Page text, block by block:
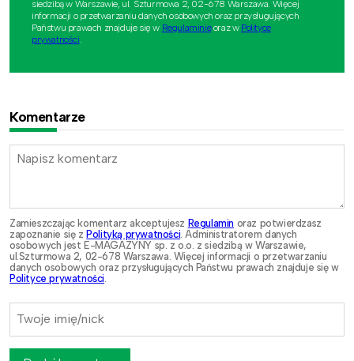
siedzibą w Warszawie, ul. Szturmowa 2, 02-678 Warszawa. Więcej
informacji o przetwarzaniu danych osobowych oraz przysługujących
Państwu prawach znajduje się w Regulaminieoraz w Polityce
prywatności.
Komentarze
Zamieszczając komentarz akceptujesz Regulamin oraz potwierdzasz
zapoznanie się zPolityką prywatności . Administratorem danych
osobowych jest E-MAGAZYNY sp. z o.o. z siedzibą w Warszawie,
ul.Szturmowa 2, 02-678 Warszawa. Więcej informacji o przetwarzaniu
danych osobowych oraz przysługujących Państwu prawach znajduje się w
Polityce prywatności